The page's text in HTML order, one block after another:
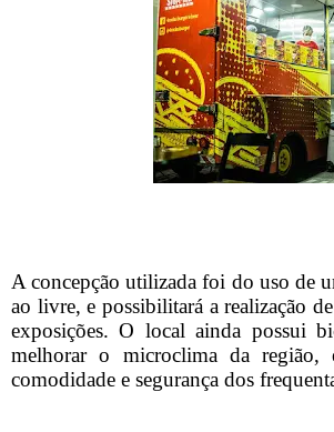
A concepção utilizada foi do uso de
ao livre, e possibilitará a realização
exposições. O local ainda possui
melhorar o microclima da
comodidade e segurança dos